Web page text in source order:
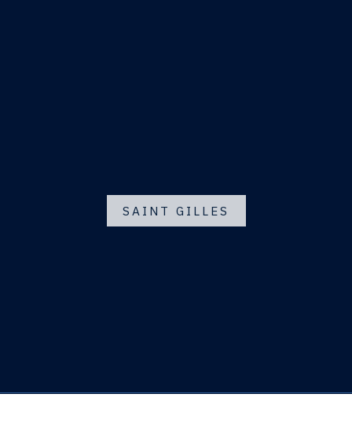
SAINT GILLES